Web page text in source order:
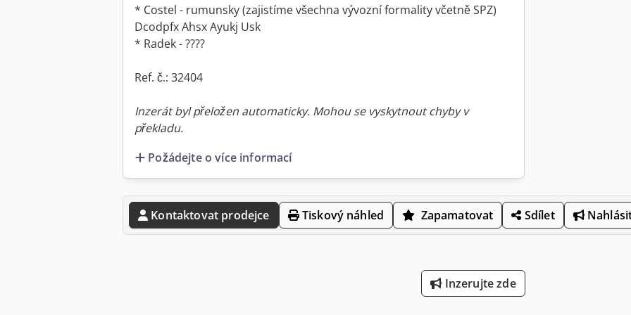
* Costel - rumunsky (zajistíme všechna vývozní formality včetně SPZ)
Dcodpfx Ahsx Ayukj Usk
* Radek - ????
Ref. č.: 32404
Inzerát byl přeložen automaticky. Mohou se vyskytnout chyby v
překladu.
Požádejte o více informací
Kontaktovat prodejce Tiskový náhled Zapamatovat Sdílet
Inzerujte zde